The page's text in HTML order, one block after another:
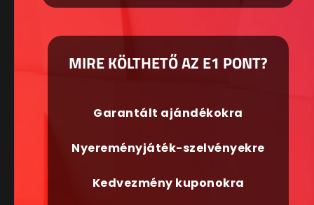
MIRE KÖLTHETŐ AZ E1 PONT?
Garantált ajándékokra
Nyereményjáték-szelvényekre
Kedvezmény kuponokra